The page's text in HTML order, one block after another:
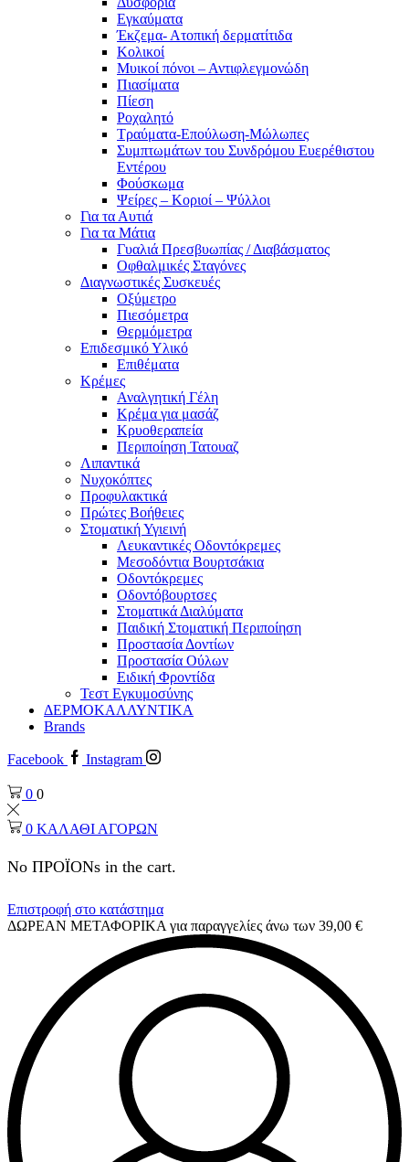
Εγκαύματα
Έκζεμα- Ατοπική δερματίτιδα
Κολικοί
Μυικοί πόνοι – Αντιφλεγμονώδη
Πιασίματα
Πίεση
Ροχαλητό
Τραύματα-Επούλωση-Μώλωπες
Συμπτωμάτων του Συνδρόμου Ευερέθιστου
Εντέρου
Φούσκωμα
Ψείρες – Κοριοί – Ψύλλοι
Για τα Αυτιά
Για τα Μάτια
Γυαλιά Πρεσβυωπίας / Διαβάσματος
Οφθαλμικές Σταγόνες
Διαγνωστικές Συσκευές
Οξύμετρο
Πιεσόμετρα
Θερμόμετρα
Επιδεσμικό Υλικό
Επιθέματα
Κρέμες
Αναλγητική Γέλη
Κρέμα για μασάζ
Κρυοθεραπεία
Περιποίηση Τατουαζ
Λιπαντικά
Νυχοκόπτες
Προφυλακτικά
Πρώτες Βοήθειες
Στοματική Υγιεινή
Λευκαντικές Οδοντόκρεμες
Μεσοδόντια Βουρτσάκια
Οδοντόκρεμες
Οδοντόβουρτσες
Στοματικά Διαλύματα
Παιδική Στοματική Περιποίηση
Προστασία Δοντίων
Προστασία Ούλων
Ειδική Φροντίδα
Τεστ Εγκυμοσύνης
ΔΕΡΜΟΚΑΛΛΥΝΤΙΚΑ
Brands
Facebook Instagram
0 0
0 ΚΑΛΑΘΙ ΑΓΟΡΩΝ
No ΠΡΟΪΟΝs in the cart.
Επιστροφή στο κατάστημα
ΔΩΡΕΑΝ ΜΕΤΑΦΟΡΙΚΑ για παραγγελίες άνω των 39,00 €